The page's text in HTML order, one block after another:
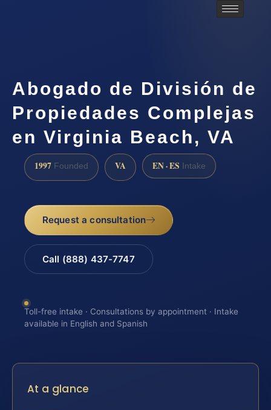
Abogado de División de
Propiedades Complejas
en Virginia Beach, VA
1997 Founded VA EN · ES Intake
Request a consultation
Call (888) 437-7747
Toll-free intake · Consultations by appointment · Intake
available in English and Spanish
At a glance